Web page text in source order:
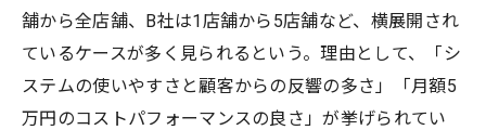
舗から全店舗、B社は1店舗から5店舗など、横展開され
ているケースが多く見られるという。理由として、「シ
ステムの使いやすさと顧客からの反響の多さ」「月額5
万円のコストパフォーマンスの良さ」が挙げられてい